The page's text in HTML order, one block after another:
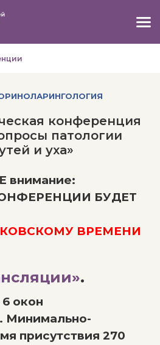
конференция
патологии
и уха»
внимание:
БУДЕТ
ВРЕМЕНИ
.
окон
Минимально-
присутствия 270